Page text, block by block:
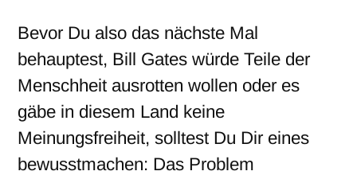
Bevor Du also das nächste Mal
behauptest, Bill Gates würde Teile der
Menschheit ausrotten wollen oder es
gäbe in diesem Land keine
Meinungsfreiheit, solltest Du Dir eines
bewusstmachen: Das Problem